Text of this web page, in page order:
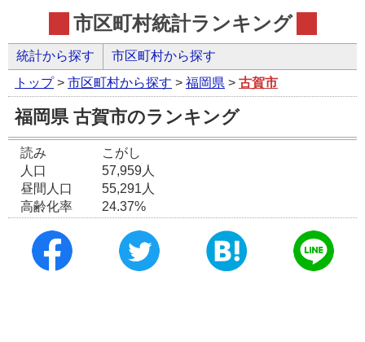
市区町村統計ランキング
統計から探す 市区町村から探す
トップ> 市区町村から探す > 福岡県 > 古賀市
福岡県 古賀市のランキング
読み
こがし
人口
57,959人
昼間人口
55,291人
高齢化率
24.37%